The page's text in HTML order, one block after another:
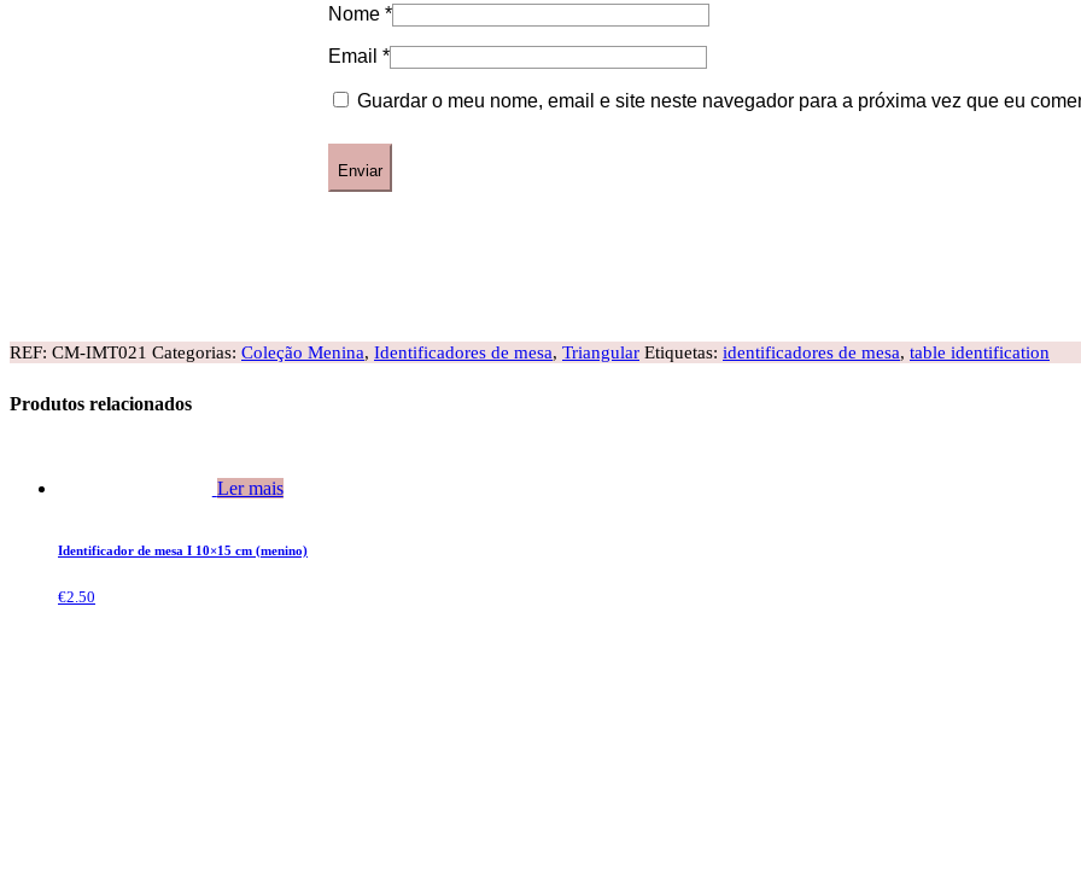
Nome *
Email *
Guardar o meu nome, email e site neste navegador para a próxima vez que eu
REF: CM-IMT021 Categorias: Coleção Menina, Identificadores de mesa, Triangular Etiquetas: identificadores de mesa, table identification
Produtos relacionados
Ler mais
Identificador de mesa I 10×15 cm (menino)
€2.50